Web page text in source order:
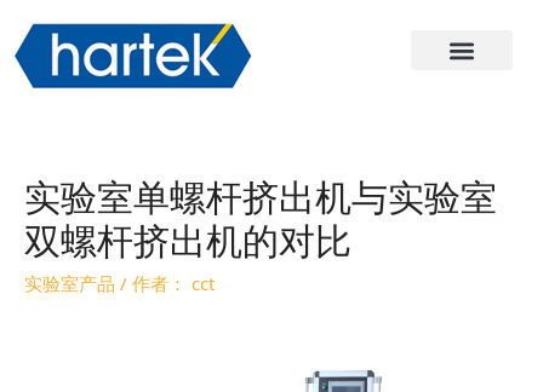
实验室单螺杆挤出机与实验室
双螺杆挤出机的对比
实验室产品 / 作者： cct